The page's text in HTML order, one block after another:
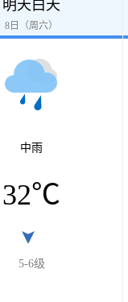
明天白天
8日（周六）
中雨
32℃
5-6级